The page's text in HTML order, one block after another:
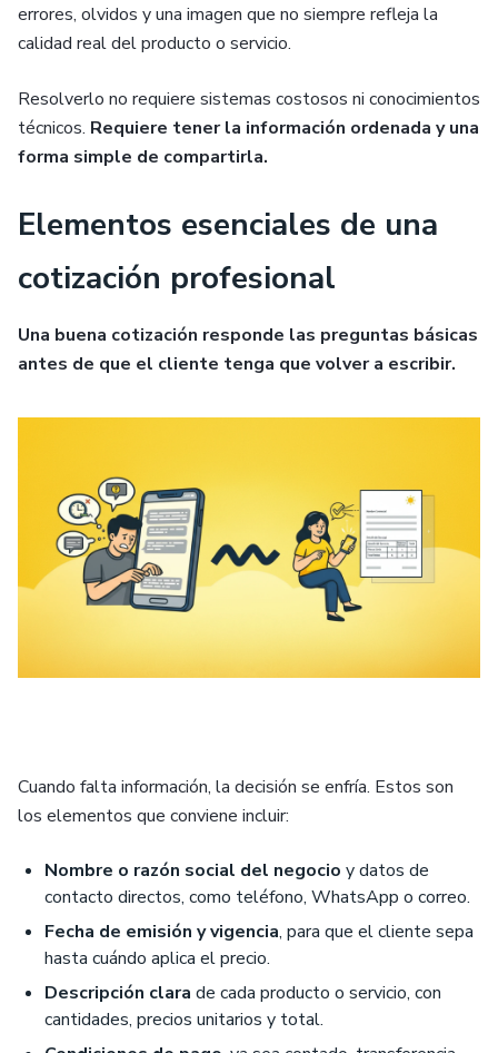
errores, olvidos y una imagen que no siempre refleja la
calidad real del producto o servicio.
Resolverlo no requiere sistemas costosos ni conocimientos
técnicos. Requiere tener la información ordenada y una
forma simple de compartirla.
Elementos esenciales de una
cotización profesional
Una buena cotización responde las preguntas básicas
antes de que el cliente tenga que volver a escribir.
Cuando falta información, la decisión se enfría. Estos son
los elementos que conviene incluir:
Nombre o razón social del negocio y datos de
contacto directos, como teléfono, WhatsApp o correo.
Fecha de emisión y vigencia, para que el cliente sepa
hasta cuándo aplica el precio.
Descripción clara de cada producto o servicio, con
cantidades, precios unitarios y total.